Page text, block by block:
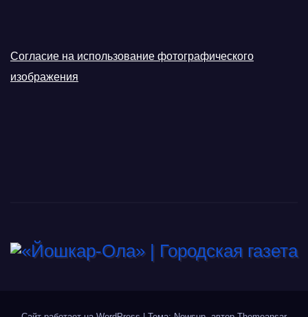
Согласие на использование фотографического
изображения